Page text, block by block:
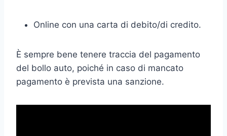
Online con una carta di debito/di credito.
È sempre bene tenere traccia del pagamento
del bollo auto, poiché in caso di mancato
pagamento è prevista una sanzione.